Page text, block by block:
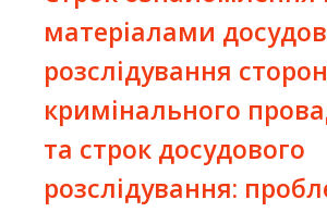
матеріалами
розслідування
кримінального
та строк досудового
розслідування: